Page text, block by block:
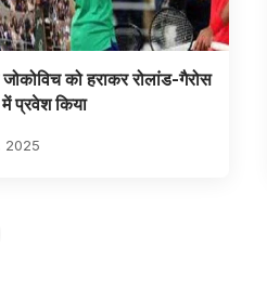
को हराकर रोलांड-गैरोस
प्रवेश किया
2025